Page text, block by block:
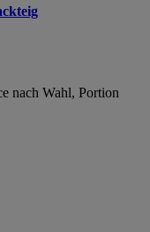
nach Wahl, Portion